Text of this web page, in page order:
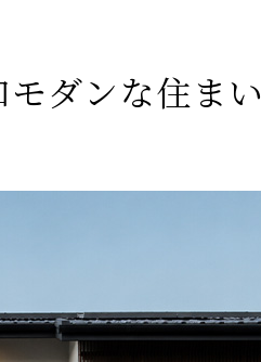
ダンな住まい